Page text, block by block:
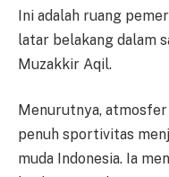
Ini adalah ruang
latar belakang dalam
Muzakkir Aqil.
Menurutnya,
penuh sportivitas
muda Indonesia. Ia